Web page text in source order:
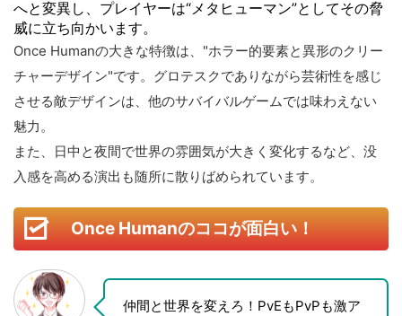
へと変異し、プレイヤーは“メタヒューマン”としてその脅
威に立ち向かいます。
Once Humanの大きな特徴は、"ホラー的要素と異形のクリー
チャーデザイン"です。グロテスクでありながら芸術性を感じ
させる敵デザインは、他のサバイバルゲームでは味わえない
魅力。
また、日中と夜間で世界の雰囲気が大きく変化するなど、没
入感を高める演出も随所に散りばめられています。
Once Humanのココが面白い！
仲間と世界を変えろ！PvEもPvPも激ア